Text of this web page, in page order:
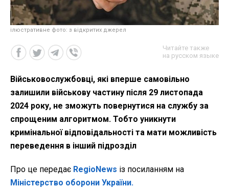
ілюстративне фото: з відкритих джерел
Читайте также
на русском языке
Військовослужбовці, які вперше самовільно
залишили військову частину після 29 листопада
2024 року, не зможуть повернутися на службу за
спрощеним алгоритмом. Тобто уникнути
кримінальної відповідальності та мати можливість
переведення в інший підрозділ
Про це передає RegioNews із посиланням на
Міністерство оборони України.